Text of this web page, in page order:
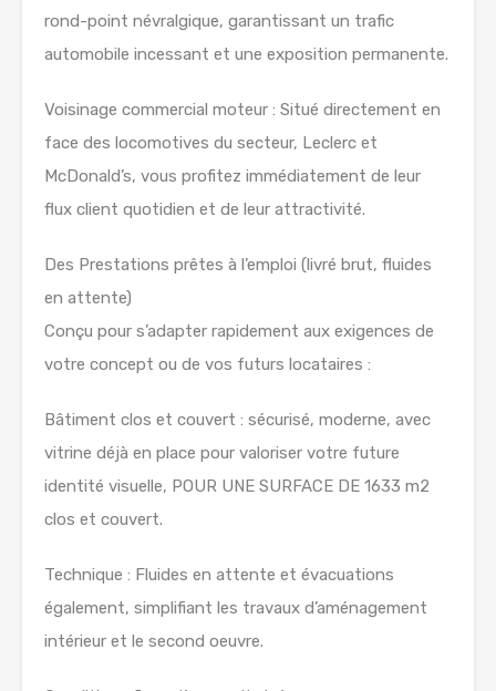
rond-point névralgique, garantissant un trafic
automobile incessant et une exposition permanente.
Voisinage commercial moteur : Situé directement en
face des locomotives du secteur, Leclerc et
McDonald’s, vous profitez immédiatement de leur
flux client quotidien et de leur attractivité.
Des Prestations prêtes à l’emploi (livré brut, fluides
en attente)
Conçu pour s’adapter rapidement aux exigences de
votre concept ou de vos futurs locataires :
Bâtiment clos et couvert : sécurisé, moderne, avec
vitrine déjà en place pour valoriser votre future
identité visuelle, POUR UNE SURFACE DE 1633 m2
clos et couvert.
Technique : Fluides en attente et évacuations
également, simplifiant les travaux d’aménagement
intérieur et le second oeuvre.